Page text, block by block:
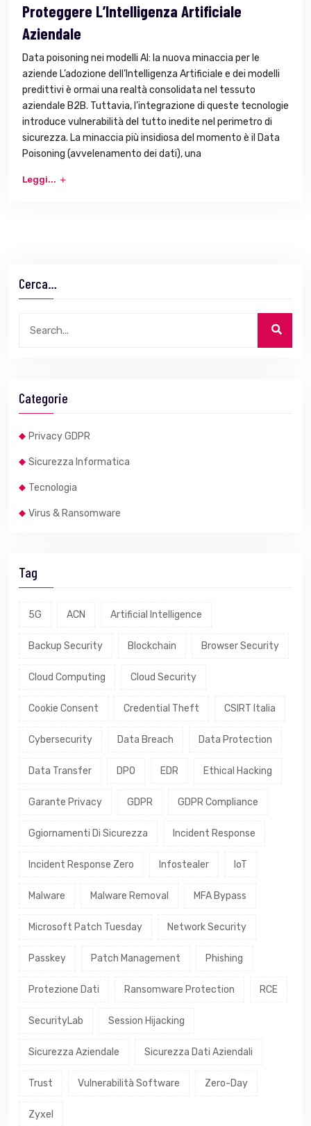
Proteggere L’Intelligenza Artificiale
Aziendale
Data poisoning nei modelli AI: la nuova minaccia per le
aziende L’adozione dell’Intelligenza Artificiale e dei modelli
predittivi è ormai una realtà consolidata nel tessuto
aziendale B2B. Tuttavia, l’integrazione di queste tecnologie
introduce vulnerabilità del tutto inedite nel perimetro di
sicurezza. La minaccia più insidiosa del momento è il Data
Poisoning (avvelenamento dei dati), una
Leggi...
Cerca…
Categorie
Privacy GDPR
Sicurezza Informatica
Tecnologia
Virus & Ransomware
Tag
5G ACN Artificial Intelligence
Backup Security Blockchain Browser Security
Cloud Computing Cloud Security
Cookie Consent Credential Theft CSIRT Italia
Cybersecurity Data Breach Data Protection
Data Transfer DPO EDR Ethical Hacking
Garante Privacy GDPR GDPR Compliance
Ggiornamenti Di Sicurezza Incident Response
Incident Response Zero Infostealer IoT
Malware Malware Removal MFA Bypass
Microsoft Patch Tuesday Network Security
Passkey Patch Management Phishing
Protezione Dati Ransomware Protection RCE
SecurityLab Session Hijacking
Sicurezza Aziendale Sicurezza Dati Aziendali
Trust Vulnerabilità Software Zero-Day
Zyxel